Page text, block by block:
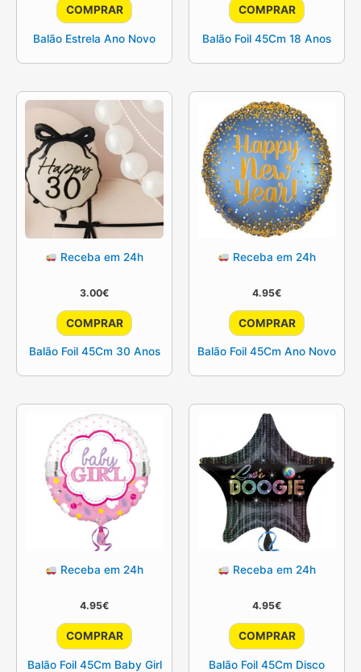
COMPRAR
Balão Estrela Ano Novo
COMPRAR
Balão Foil 45Cm 18 Anos
Receba em 24h
3.00€
COMPRAR
Balão Foil 45Cm 30 Anos
Receba em 24h
4.95€
COMPRAR
Balão Foil 45Cm Ano Novo
Receba em 24h
4.95€
COMPRAR
Balão Foil 45Cm Baby Girl
Receba em 24h
4.95€
COMPRAR
Balão Foil 45Cm Disco